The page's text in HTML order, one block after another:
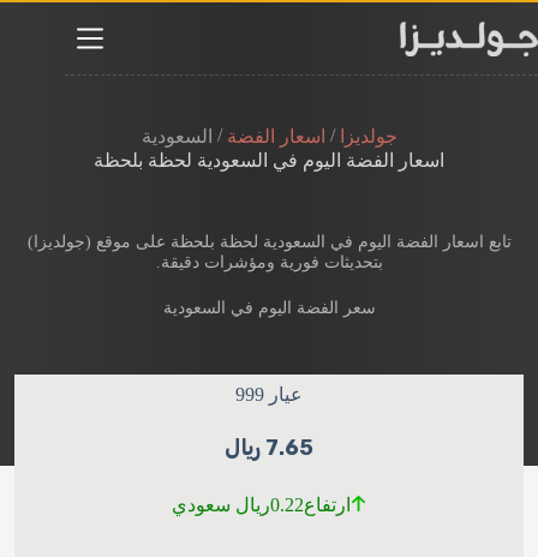
إلى
المحتوى
جولديزا / اسعار الفضة / السعودية
اسعار الفضة اليوم في السعودية​ لحظة بلحظة
تابع اسعار الفضة اليوم في السعودية لحظة بلحظة​ على موقع (جولديزا)
بتحديثات فورية ومؤشرات دقيقة.
سعر الفضة اليوم في السعودية
عيار 999
7.65 ريال
ارتفاع0.22ريال سعودي